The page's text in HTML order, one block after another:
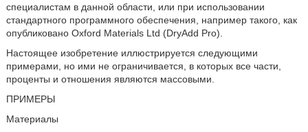
специалистам в данной области, или при использовании
стандартного программного обеспечения, например такого, как
опубликовано Oxford Materials Ltd (DryAdd Pro).
Настоящее изобретение иллюстрируется следующими
примерами, но ими не ограничивается, в которых все части,
проценты и отношения являются массовыми.
ПРИМЕРЫ
Материалы